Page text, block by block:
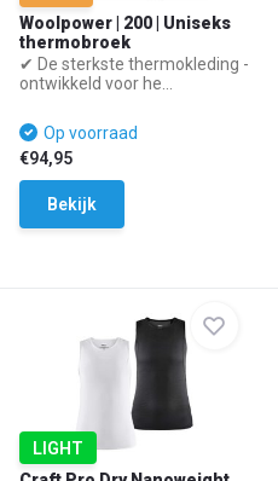
Woolpower | 200 | Uniseks
thermobroek
✔ De sterkste thermokleding -
ontwikkeld voor he...
Op voorraad
€94,95
Bekijk
LIGHT